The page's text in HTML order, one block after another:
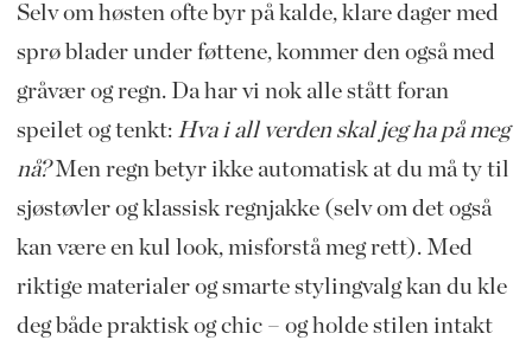
Selv om høsten ofte byr på kalde, klare dager med
sprø blader under føttene, kommer den også med
gråvær og regn. Da har vi nok alle stått foran
speilet og tenkt: Hva i all verden skal jeg ha på meg
nå?Men regn betyr ikke automatisk at du må ty til
sjøstøvler og klassisk regnjakke (selv om det også
kan være en kul look, misforstå meg rett). Med
riktige materialer og smarte stylingvalg kan du kle
deg både praktisk og chic – og holde stilen intakt